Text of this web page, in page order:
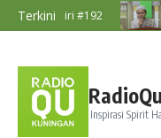
Lewati ke konten
Terkini
Nasihat Diri #192
Inspirasi Spirit